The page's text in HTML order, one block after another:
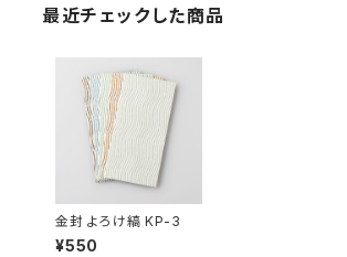
最近チェックした商品
金封 よろけ縞 KP-3
¥550